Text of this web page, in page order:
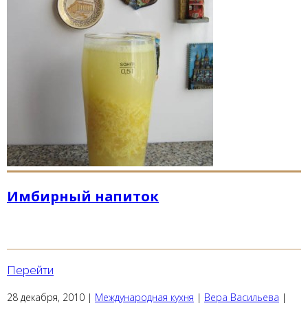
Имбирный напиток
Перейти
28 декабря, 2010 | Международная кухня | Вера Васильева |